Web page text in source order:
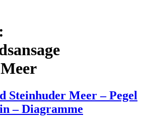
Steinhuder Meer – Pegel
– Diagramme